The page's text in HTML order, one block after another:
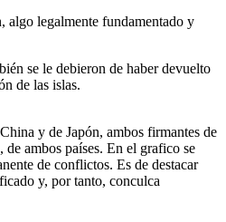
algo legalmente fundamentado y
se le debieron de haber devuelto
de las islas.
y de Japón, ambos firmantes de
ambos países. En el grafico se
de conflictos. Es de destacar
y, por tanto, conculca